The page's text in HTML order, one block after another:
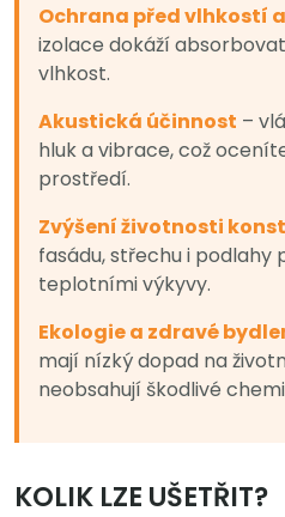
Ochrana před vlhkostí
izolace dokáží
vlhkost.
Akustická účinnost –
hluk a vibrace, což
prostředí.
Zvýšení životnosti
fasádu, střechu i podlahy
teplotními výkyvy.
Ekologie a zdravé
mají nízký dopad na
neobsahují škodlivé
KOLIK LZE UŠETŘIT?